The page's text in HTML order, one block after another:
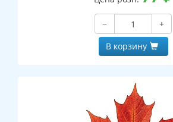
−
+
В корзину